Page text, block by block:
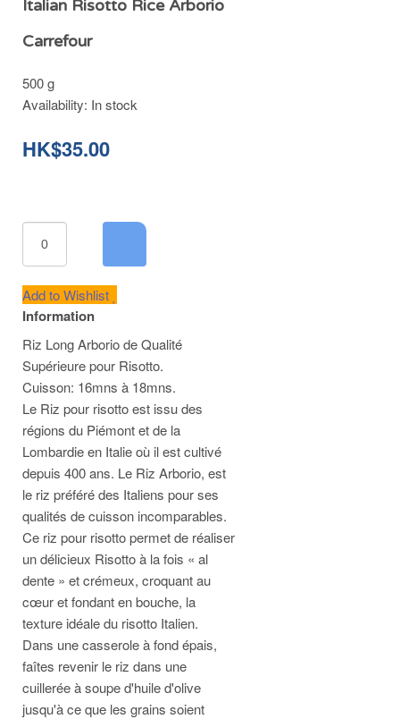
Italian Risotto Rice Arborio
Carrefour
500 g
Availability: In stock
HK$35.00
Add to Wishlist
Information
Riz Long Arborio de Qualité
Supérieure pour Risotto.
Cuisson: 16mns à 18mns.
Le Riz pour risotto est issu des
régions du Piémont et de la
Lombardie en Italie où il est cultivé
depuis 400 ans. Le Riz Arborio, est
le riz préféré des Italiens pour ses
qualités de cuisson incomparables.
Ce riz pour risotto permet de réaliser
un délicieux Risotto à la fois « al
dente » et crémeux, croquant au
cœur et fondant en bouche, la
texture idéale du risotto Italien.
Dans une casserole à fond épais,
faîtes revenir le riz dans une
cuillerée à soupe d'huile d'olive
jusqu'à ce que les grains soient